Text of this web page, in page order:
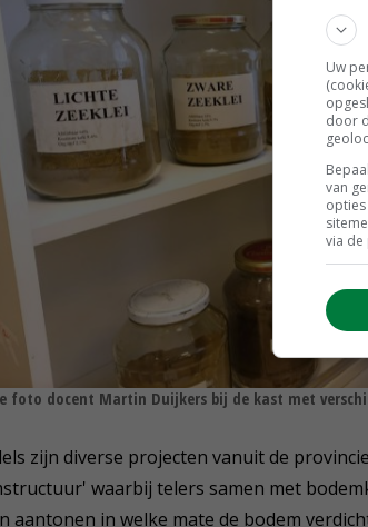
foto docent Martin Duijkers bij de kast met
zijn diverse projecten vanuit de
waarbij telers samen met
aantonen in welke mate de bodem
Uw
door
van
via de